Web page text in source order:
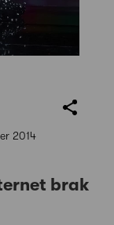
2014
brak